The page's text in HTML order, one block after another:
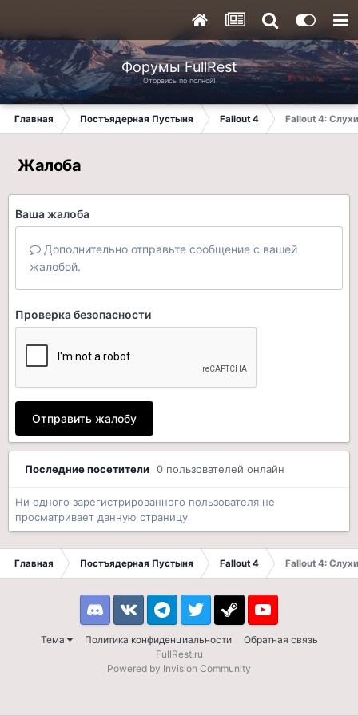
Форумы FullRest
Оторвись по полной!
Главная Постъядерная Пустыня Fallout 4 Fallout 4:
Жалоба
Ваша жалоба
Дополнительно отправьте сообщение с вашей
жалобой.
Проверка безопасности
Отправить жалобу
Последние посетители 0 пользователей онлайн
Ни одного зарегистрированного пользователя не
просматривает данную страницу
Главная Постъядерная Пустыня Fallout 4 Fallout 4:
Тема Политика конфиденциальности Обратная связь
DiscordVK TelegramTwitter Steam Youtube
FullRest.ru
Powered by Invision Community